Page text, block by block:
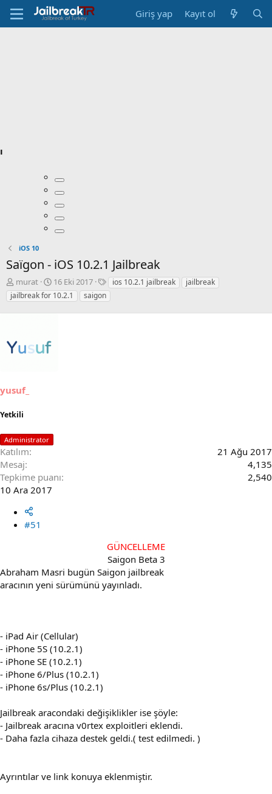
Giriş yap Kayıt ol
iOS 10
Saïgon - iOS 10.2.1 Jailbreak
K
o
n
u
h
murat
B
a
ş
l
i
16 Eki 2017
E
t
i
k
ios 10.2.1 jailbreak
jailbreak
jailbreak for 10.2.1
saigon
yusuf_
Yetkili
Administrator
Katılım
21 Ağu 2017
Mesaj
4,135
Tepkime puanı
2,540
10 Ara 2017
#51
GÜNCELLEME
Saigon Beta 3​
Abraham Masri bugün Saigon jailbreak
aracının yeni sürümünü yayınladı.
- iPad Air (Cellular)
- iPhone 5S (10.2.1)
- iPhone SE (10.2.1)
- iPhone 6/Plus (10.2.1)
- iPhone 6s/Plus (10.2.1)
Jailbreak aracondaki değişiklikler ise şöyle:
- Jailbreak aracına v0rtex exploitleri eklendi.
- Daha fazla cihaza destek geldi.( test edilmedi. )
Ayrıntılar ve link konuya eklenmiştir.